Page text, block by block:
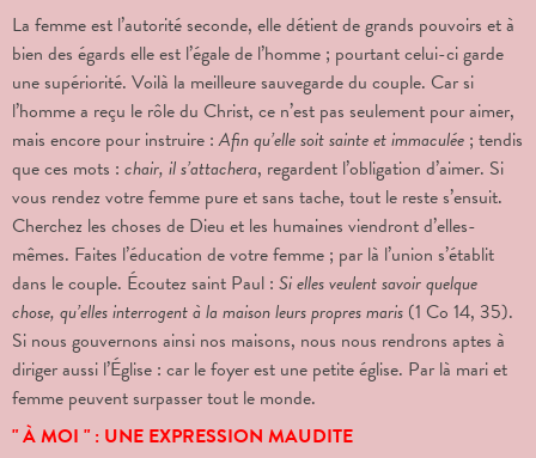
La femme est l’autorité seconde, elle détient de grands pouvoirs et à
bien des égards elle est l’égale de l’homme ; pourtant celui-ci garde
une supériorité. Voilà la meilleure sauvegarde du couple. Car si
l’homme a reçu le rôle du Christ, ce n’est pas seulement pour aimer,
mais encore pour instruire :Afin qu’elle soit sainte et immaculée ; tendis
que ces mots : chair, il s’attachera, regardent l’obligation d’aimer. Si
vous rendez votre femme pure et sans tache, tout le reste s’ensuit.
Cherchez les choses de Dieu et les humaines viendront d’elles-
mêmes. Faites l’éducation de votre femme ; par là l’union s’établit
dans le couple. Écoutez saint Paul : Si elles veulent savoir quelque
chose, qu’elles interrogent à la maison leurs propres maris (1 Co 14, 35).
Si nous gouvernons ainsi nos maisons, nous nous rendrons aptes à
diriger aussi l’Église : car le foyer est une petite église. Par là mari et
femme peuvent surpasser tout le monde.
" À MOI " : UNE EXPRESSION MAUDITE